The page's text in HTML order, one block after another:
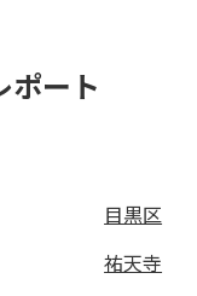
ポート
目黒区
祐天寺